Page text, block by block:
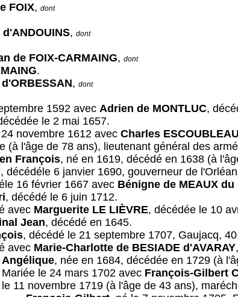
FOIX, dont
, dont
de FOIX-CARMAING, dont
.
, dont
1592 avec Adrien de MONTLUC,
le 2 mai 1657.
novembre 1612 avec Charles
(à l'âge de 78 ans), lieutenant général des
François, né en 1619, décédé en 1638 (à
, décédéle 6 janvier 1690, gouverneur de
16 février 1667 avec Bénigne de MEAUX du
, décédé le 6 juin 1712.
avec Marguerite LE LIÈVRE, décédée le 10
Jean, décédé en 1645.
, décédé le 21 septembre 1707, Gaujacq,
avec Marie-Charlotte de BESIADE d'AVARAY
Angélique, née en 1684, décédée en 1729 (à
Mariée le 24 mars 1702 avec François-Gilbert
le 11 novembre 1719 (à l'âge de 43 ans),